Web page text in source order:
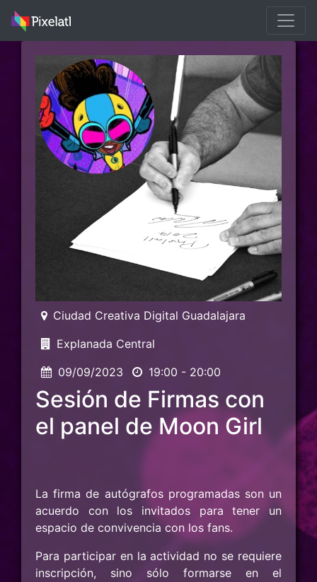
Ciudad Creativa Digital Guadalajara
Explanada Central
09/09/2023
19:00 - 20:00
Sesión de Firmas con
el panel de Moon Girl
La firma de autógrafos programadas son un
acuerdo con los invitados para tener un
espacio de convivencia con los fans.
Para participar en la actividad no se requiere
inscripción, sino sólo formarse en el